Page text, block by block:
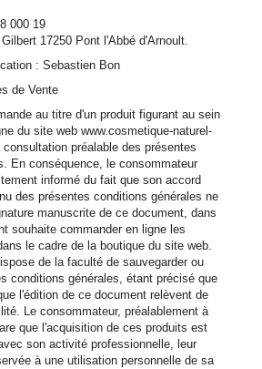
000 19
17250 Pont l'Abbé d'Arnoult.
: Sebastien Bon
de Vente
au titre d'un produit figurant au sein
du site web www.cosmetique-naturel-
préalable des présentes
En conséquence, le consommateur
informé du fait que son accord
des présentes conditions générales ne
manuscrite de ce document, dans
souhaite commander en ligne les
le cadre de la boutique du site web.
de la faculté de sauvegarder ou
conditions générales, étant précisé que
l'édition de ce document relèvent de
Le consommateur, préalablement à
que l'acquisition de ces produits est
son activité professionnelle, leur
à une utilisation personnelle de sa